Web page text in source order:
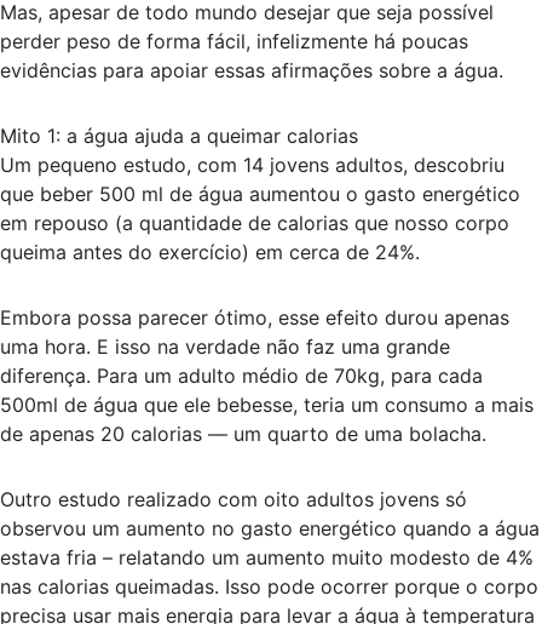
Mas, apesar de todo mundo desejar que seja possível
perder peso de forma fácil, infelizmente há poucas
evidências para apoiar essas afirmações sobre a água.
Mito 1: a água ajuda a queimar calorias
Um pequeno estudo, com 14 jovens adultos, descobriu
que beber 500 ml de água aumentou o gasto energético
em repouso (a quantidade de calorias que nosso corpo
queima antes do exercício) em cerca de 24%.
Embora possa parecer ótimo, esse efeito durou apenas
uma hora. E isso na verdade não faz uma grande
diferença. Para um adulto médio de 70kg, para cada
500ml de água que ele bebesse, teria um consumo a mais
de apenas 20 calorias — um quarto de uma bolacha.
Outro estudo realizado com oito adultos jovens só
observou um aumento no gasto energético quando a água
estava fria – relatando um aumento muito modesto de 4%
nas calorias queimadas. Isso pode ocorrer porque o corpo
precisa usar mais energia para levar a água à temperatura